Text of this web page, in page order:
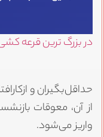
در بزرگ ترین قرعه
حداقل‌بگیران و
از آن، معوقات
واریز می‌شود.